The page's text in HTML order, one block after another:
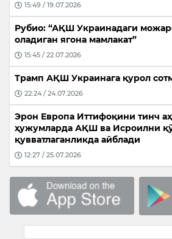
15:49 / 19.07.2026
Рубио: “АҚШ Украинадаги
оладиган ягона мамлакат”
15:45 / 22.07.2026
Трамп АҚШ Украинага қурол
22:24 / 24.07.2026
Эрон Европа Иттифоқини тинч
ҳужумларда АҚШ ва Исроилни
қувватлаганликда айблади
12:27 / 25.07.2026